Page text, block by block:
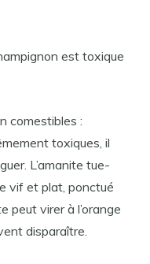
est toxique
comestibles :
toxiques, il
L’amanite tue-
vif et plat, ponctué
peut virer à l’orange
disparaître.